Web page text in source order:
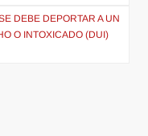
DEBE DEPORTAR A UN
O INTOXICADO (DUI)